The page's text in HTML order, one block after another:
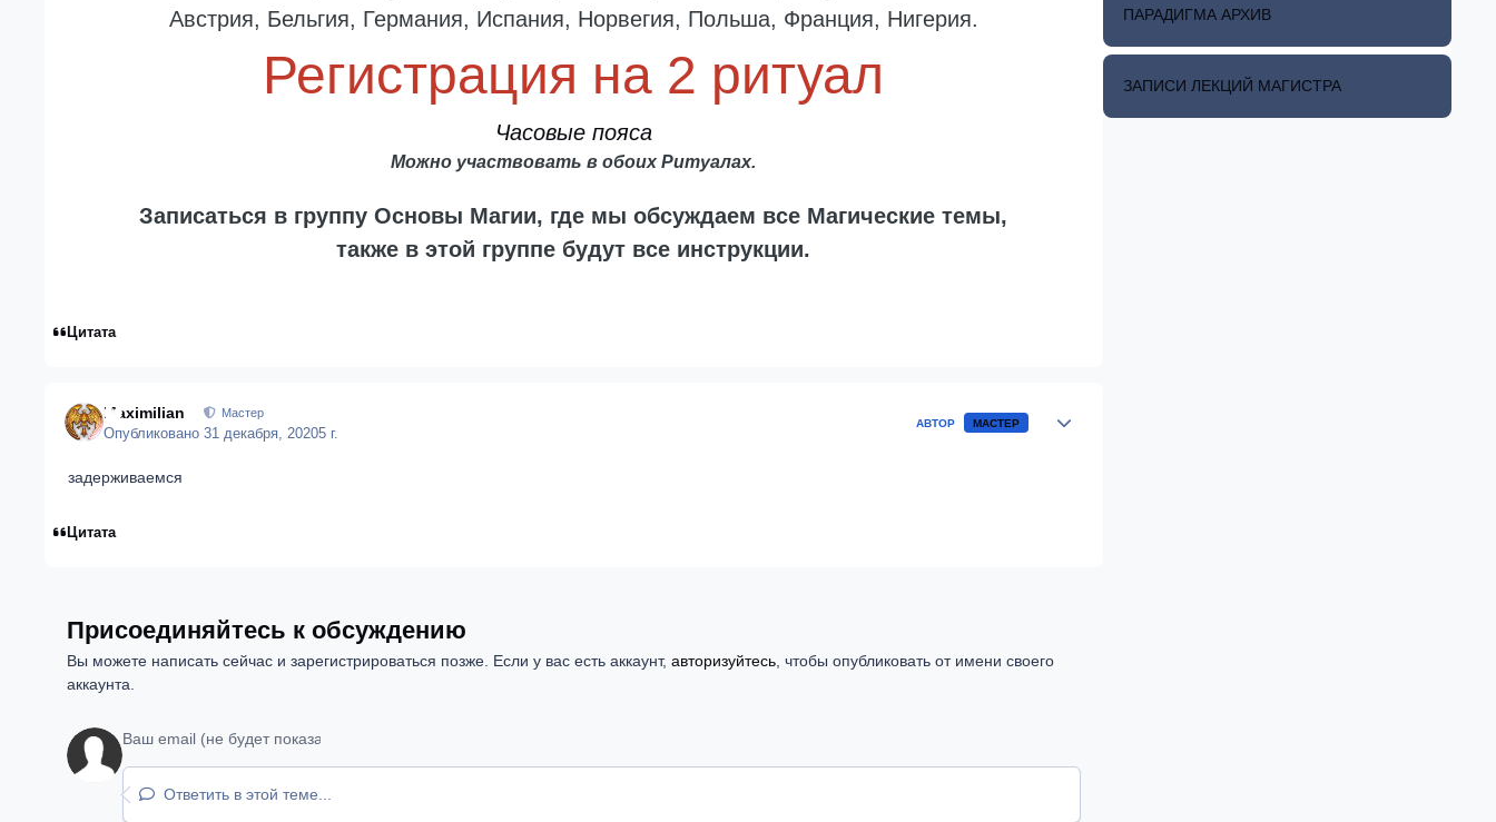
Австрия, Бельгия, Германия, Испания, Норвегия, Польша, Франция, Нигерия.
Регистрация на 2 ритуал
Часовые пояса
Можно участвовать в обоих Ритуалах.
Записаться в группу Основы Магии, где мы обсуждаем все Магические темы,
также в этой группе будут все инструкции.
Цитата
Maximilian Мастер
Опубликовано31 декабря, 20205 г.
АВТОР МАСТЕР
задерживаемся
Цитата
Присоединяйтесь к обсуждению
Вы можете написать сейчас и зарегистрироваться позже. Если у вас есть аккаунт, авторизуйтесь, чтобы опубликовать от имени своего
аккаунта.
Ответить в этой теме...
ПАРАДИГМА АРХИВ
ЗАПИСИ ЛЕКЦИЙ МАГИСТРА